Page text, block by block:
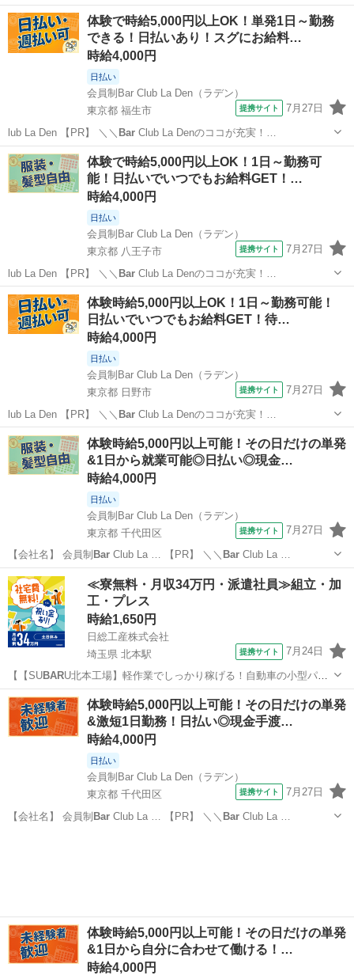
体験で時給5,000円以上OK！単発1日～勤務
できる！日払いあり！スグにお給料…
時給4,000円
日払い
会員制Bar Club La Den（ラデン）
東京都 福生市
提携サイト 7月27日
lub La Den 【PR】 ＼＼ BarClub La Denのココが充実！…
東京 福生市 その他
体験で時給5,000円以上OK！1日～勤務可
能！日払いでいつでもお給料GET！…
時給4,000円
日払い
会員制Bar Club La Den（ラデン）
東京都 八王子市
提携サイト 7月27日
lub La Den 【PR】 ＼＼ BarClub La Denのココが充実！…
東京 八王子市 その他
体験時給5,000円以上OK！1日～勤務可能！
日払いでいつでもお給料GET！待…
時給4,000円
日払い
会員制Bar Club La Den（ラデン）
東京都 日野市
提携サイト 7月27日
lub La Den 【PR】 ＼＼ BarClub La Denのココが充実！…
東京 日野市 その他
体験時給5,000円以上可能！その日だけの単発
&1日から就業可能◎日払い◎現金…
時給4,000円
日払い
会員制Bar Club La Den（ラデン）
東京都 千代田区
提携サイト 7月27日
【会社名】 会員制 Bar Club La … 【PR】 ＼＼ BarClub La …
東京 千代田区 その他
≪寮無料・月収34万円・派遣社員≫組立・加
工・プレス
時給1,650円
日総工産株式会社
埼玉県 北本駅
提携サイト 7月24日
【【SUBARU北本工場】軽作業でしっかり稼げる！自動車の小型パー
ツ組立・検査】<SUBARU北本工場>寮費無料×特典60万円支給♪ お仕
事内容 【SUBARU北本工場】軽作業でしっかり稼げる！自動車の小型
パーツ組立・検査...
埼玉 北本市 北本駅 その他
体験時給5,000円以上可能！その日だけの単発
&激短1日勤務！日払い◎現金手渡…
時給4,000円
日払い
会員制Bar Club La Den（ラデン）
東京都 千代田区
提携サイト 7月27日
【会社名】 会員制 Bar Club La … 【PR】 ＼＼ BarClub La …
体験時給5,000円以上可能！その日だけの単発
&1日から自分に合わせて働ける！…
時給4,000円